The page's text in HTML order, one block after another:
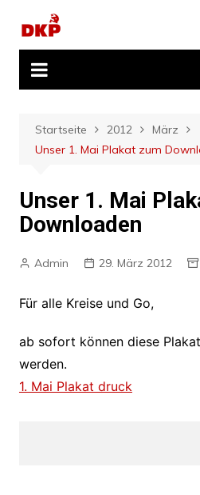
Inhalt
springen
Startseite 2012
März
Unser 1. Mai Plakat zum
Unser 1. Mai
Downloaden
Admin 29. März 2012
Für alle Kreise und Go,
ab sofort können diese
werden.
1. Mai Plakat druck